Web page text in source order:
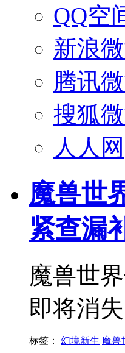
QQ空
新浪
腾讯
搜狐
人人网
魔兽世
紧查漏
魔兽世
即将消
标签： 幻境新生 魔兽